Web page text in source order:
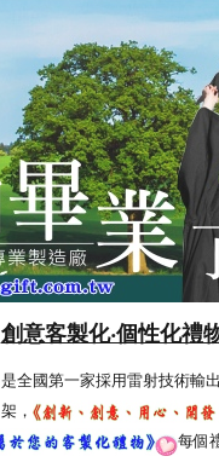
創意客製化‧個性化禮
是全國第一家採用雷射技術輸
架，
每個